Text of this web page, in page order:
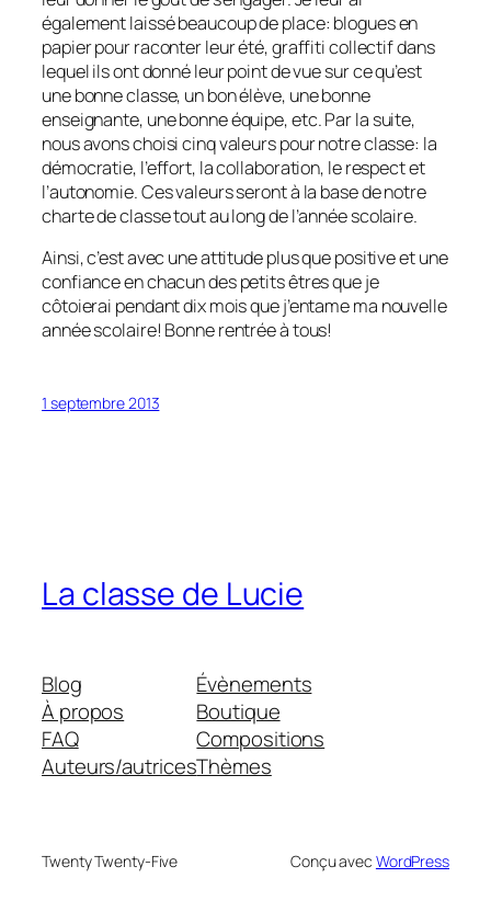
également laissé beaucoup de place: blogues en
papier pour raconter leur été, graffiti collectif dans
lequel ils ont donné leur point de vue sur ce qu’est
une bonne classe, un bon élève, une bonne
enseignante, une bonne équipe, etc. Par la suite,
nous avons choisi cinq valeurs pour notre classe: la
démocratie, l’effort, la collaboration, le respect et
l’autonomie. Ces valeurs seront à la base de notre
charte de classe tout au long de l’année scolaire.
Ainsi, c’est avec une attitude plus que positive et une
confiance en chacun des petits êtres que je
côtoierai pendant dix mois que j’entame ma nouvelle
année scolaire! Bonne rentrée à tous!
1 septembre 2013
La classe de Lucie
Blog
À propos
FAQ
Auteurs/autrices
Évènements
Boutique
Compositions
Thèmes
Twenty Twenty-Five Conçu avec WordPress